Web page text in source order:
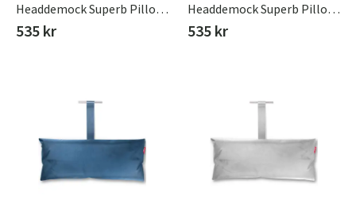
Headdemock Superb Pillow Rock Grey
535 kr
Headdemock Superb Pillow Sahara
535 kr